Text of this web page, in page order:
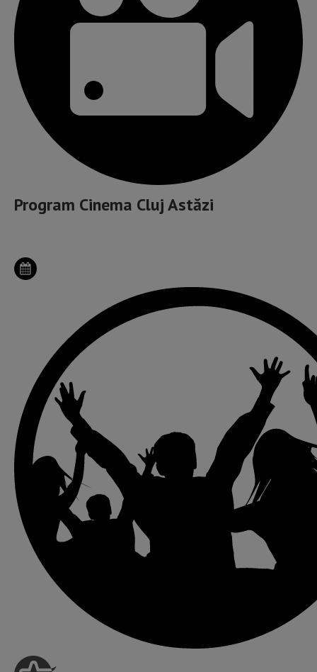
Program Cinema Cluj Astăzi